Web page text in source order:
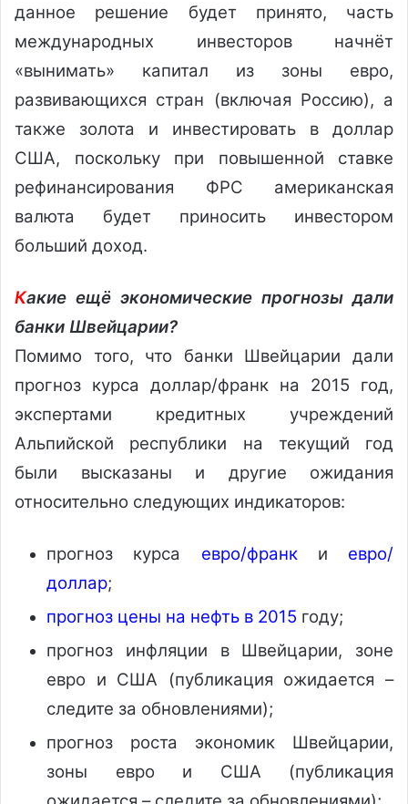
данное решение будет принято, часть
международных инвесторов начнёт
«вынимать» капитал из зоны евро,
развивающихся стран (включая Россию), а
также золота и инвестировать в доллар
США, поскольку при повышенной ставке
рефинансирования ФРС американская
валюта будет приносить инвестором
больший доход.
Какие ещё экономические прогнозы дали
банки Швейцарии?
Помимо того, что банки Швейцарии дали
прогноз курса доллар/франк на 2015 год,
экспертами кредитных учреждений
Альпийской республики на текущий год
были высказаны и другие ожидания
относительно следующих индикаторов:
прогноз курса евро/франки евро/
доллар;
прогноз цены на нефть в 2015 году;
прогноз инфляции в Швейцарии, зоне
евро и США (публикация ожидается –
следите за обновлениями);
прогноз роста экономик Швейцарии,
зоны евро и США (публикация